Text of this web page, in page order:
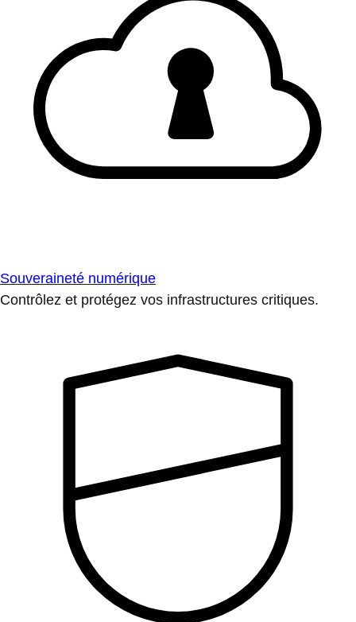
Souveraineté numérique
Contrôlez et protégez vos infrastructures critiques.